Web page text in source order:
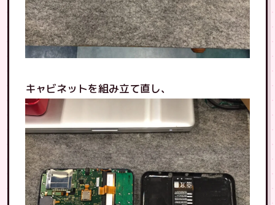
キャビネットを組み立て直し、